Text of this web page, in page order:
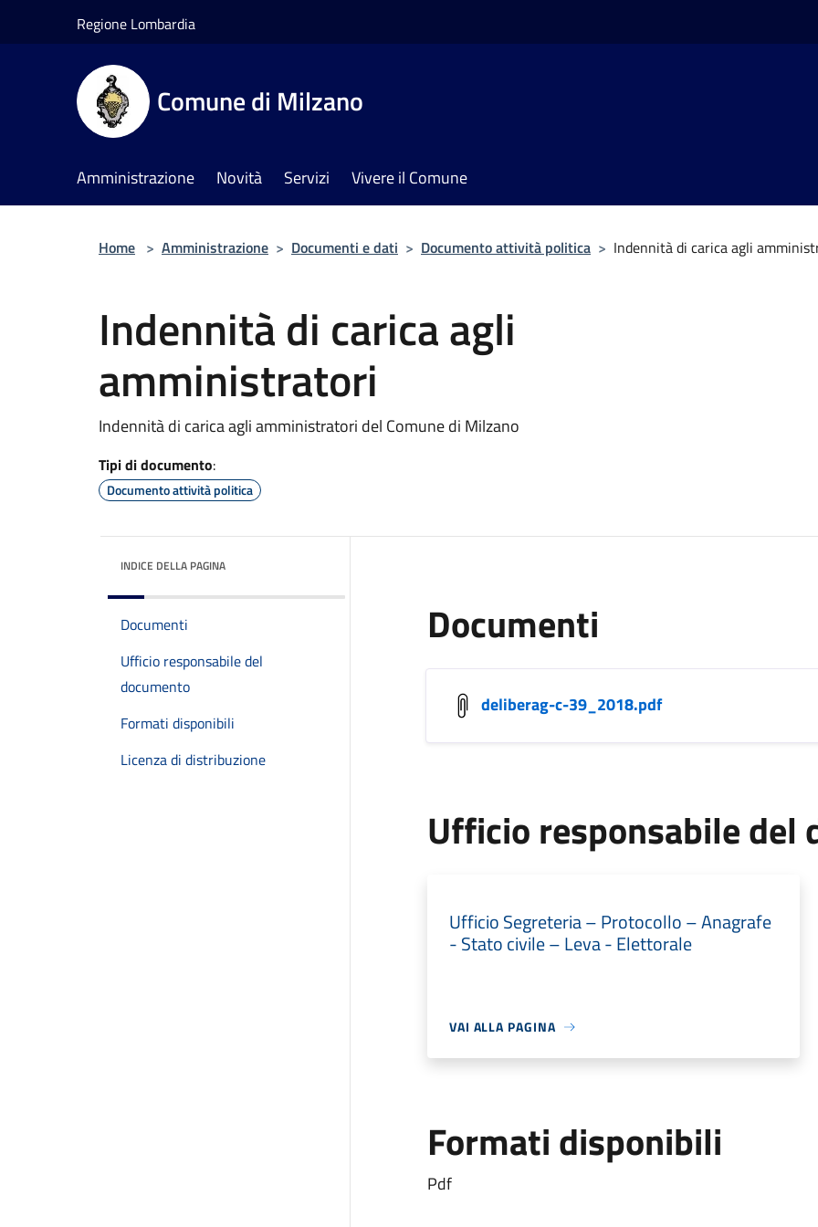
Regione Lombardia
Comune di Milzano
Amministrazione Novità Servizi Vivere il Comune
Home > Amministrazione > Documenti e dati > Documento attività politica > Indennità di carica agli
Indennità di carica agli
amministratori
Indennità di carica agli amministratori del Comune di Milzano
Tipi di documento:
Documento attività politica
INDICE DELLA PAGINA
Documenti
Ufficio responsabile del
documento
Formati disponibili
Licenza di distribuzione
Documenti
deliberag-c-39_2018.pdf
Ufficio responsabile del
Ufficio Segreteria – Protocollo – Anagrafe
- Stato civile – Leva - Elettorale
VAI ALLA PAGINA
Formati disponibili
Pdf